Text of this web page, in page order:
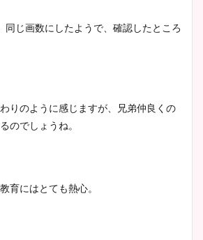
同じ画数にしたようで、確認したところ
りのように感じますが、兄弟仲良くの
のでしょうね。
育にはとても熱心。